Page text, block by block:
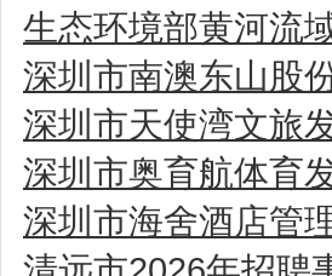
生态环境部黄河流
深圳市南澳东山股
深圳市天使湾文旅
深圳市奥育航体育
深圳市海舍酒店管